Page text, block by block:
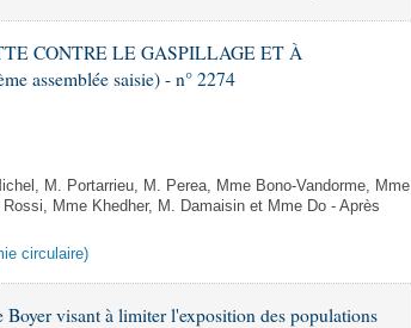
CONTRE LE GASPILLAGE ET À
assemblée saisie) - n° 2274
M. Portarrieu, M. Perea, Mme Bono-Vandorme, Mme
Mme Khedher, M. Damaisin et Mme Do - Après
circulaire)
visant à limiter l'exposition des populations